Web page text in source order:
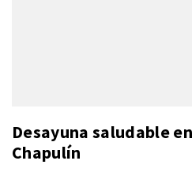
Desayuna saludable
Chapulín